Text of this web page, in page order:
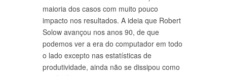
maioria dos casos com muito pouco
impacto nos resultados. A ideia que Robert
Solow avançou nos anos 90, de que
podemos ver a era do computador em todo
o lado excepto nas estatísticas de
produtividade, ainda não se dissipou como